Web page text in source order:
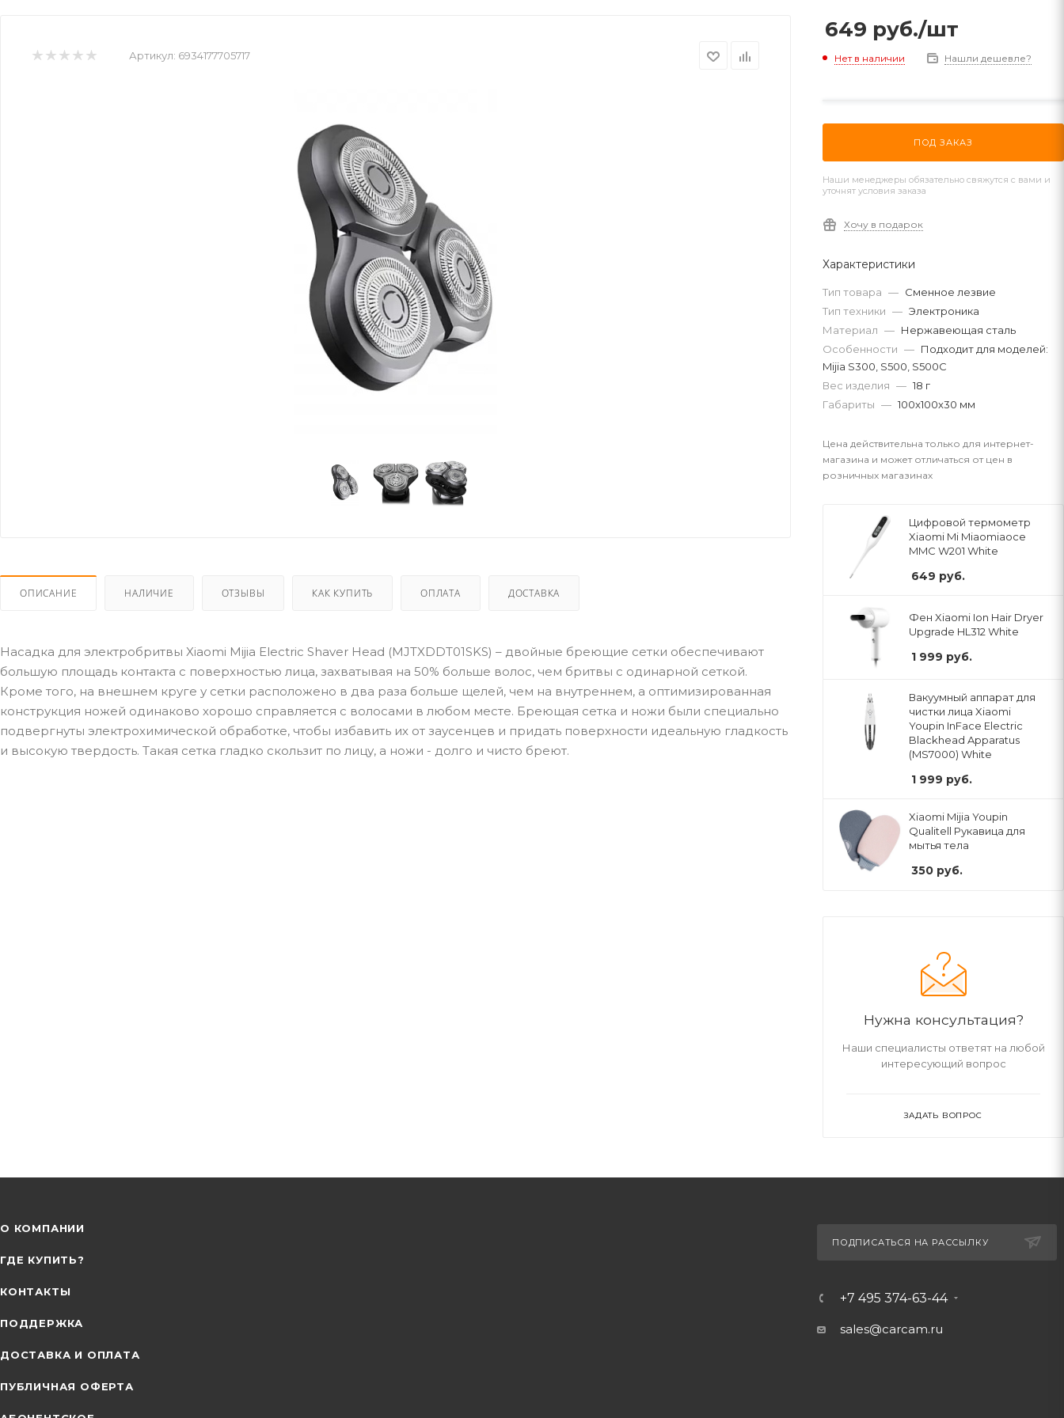
Артикул: 6934177705717
ОПИСАНИЕ НАЛИЧИЕ ОТЗЫВЫ КАК КУПИТЬ ОПЛАТА ДОСТАВКА
Насадка для электробритвы Xiaomi Mijia Electric Shaver Head (MJTXDDT01SKS) – двойные бреющие сетки обеспечивают
большую площадь контакта с поверхностью лица, захватывая на 50% больше волос, чем бритвы с одинарной сеткой.
Кроме того, на внешнем круге у сетки расположено в два раза больше щелей, чем на внутреннем, а оптимизированная
конструкция ножей одинаково хорошо справляется с волосами в любом месте. Бреющая сетка и ножи были специально
подвергнуты электрохимической обработке, чтобы избавить их от заусенцев и придать поверхности идеальную гладкость
и высокую твердость. Такая сетка гладко скользит по лицу, а ножи - долго и чисто бреют.
649 руб./шт
Нет в наличии Нашли дешевле?
ПОД ЗАКАЗ
Наши менеджеры обязательно свяжутся с вами и
уточнят условия заказа
Хочу в подарок
Характеристики
Тип товара — Сменное лезвие
Тип техники — Электроника
Материал — Нержавеющая сталь
Особенности — Подходит для моделей:
Mijia S300, S500, S500C
Вес изделия — 18 г
Габариты — 100x100x30 мм
Цена действительна только для интернет-
магазина и может отличаться от цен в
розничных магазинах
Цифровой термометр
Xiaomi Mi Miaomiaoce
MMC W201 White
649 руб.
Фен Xiaomi Ion Hair Dryer
Upgrade HL312 White
1 999 руб.
Вакуумный аппарат для
чистки лица Xiaomi
Youpin InFace Electric
Blackhead Apparatus
(MS7000) White
1 999 руб.
Xiaomi Mijia Youpin
Qualitell Рукавица для
мытья тела
350 руб.
Нужна консультация?
Наши специалисты ответят на любой
интересующий вопрос
ЗАДАТЬ ВОПРОС
О КОМПАНИИ
ГДЕ КУПИТЬ?
КОНТАКТЫ
ПОДДЕРЖКА
ДОСТАВКА И ОПЛАТА
ПУБЛИЧНАЯ ОФЕРТА
ПОДПИСАТЬСЯ НА РАССЫЛКУ
+7 495 374-63-44
sales@carcam.ru